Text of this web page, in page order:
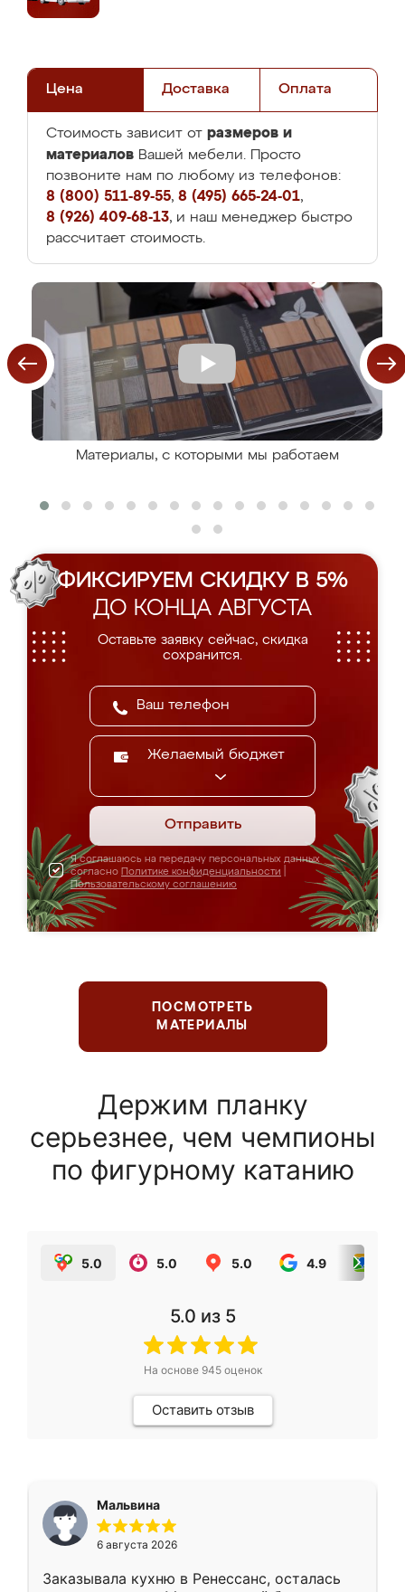
Цена Доставка Оплата
Стоимость зависит от размеров и
материалов Вашей мебели. Просто
позвоните нам по любому из телефонов:
8 (800) 511-89-55, 8 (495) 665-24-01,
8 (926) 409-68-13, и наш менеджер быстро
рассчитает стоимость.
Материалы, с которыми мы работаем
ФИКСИРУЕМ СКИДКУ В 5%
ДО КОНЦА АВГУСТА
Оставьте заявку сейчас, скидка
сохранится.
Желаемый бюджет
Отправить
Я соглашаюсь на передачу персональных данных
согласно Политике конфиденциальности
Пользовательскому соглашению
ПОСМОТРЕТЬ
МАТЕРИАЛЫ
Держим планку
серьезнее, чем чемпионы
по фигурному катанию
5.0 5.0 5.0 4.9
5.0 из 5
На основе 945оценок
Оставить отзыв
Мальвина
6 августа 2026
Заказывала кухню в Ренессанс, осталась